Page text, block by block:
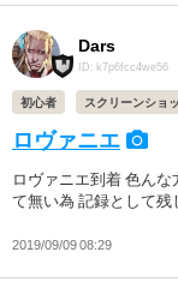
Dars
ID: k7p6fcc4we56
初心者 スクリーンショ
ロヴァニエ
ロヴァニエ到着 色ん
て無い為 記録として残
2019/09/09 08:29